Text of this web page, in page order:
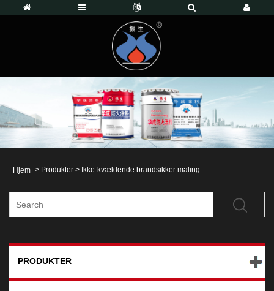
Hjem > Produkter > Ikke-kvældende brandsikker maling
PRODUKTER